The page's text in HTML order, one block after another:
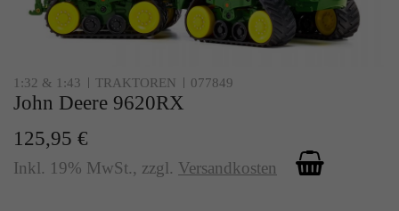
1:32 & 1:43 TRAKTOREN 077849
John Deere 9620RX
125,95 €
Inkl. 19% MwSt., zzgl. Versandkosten